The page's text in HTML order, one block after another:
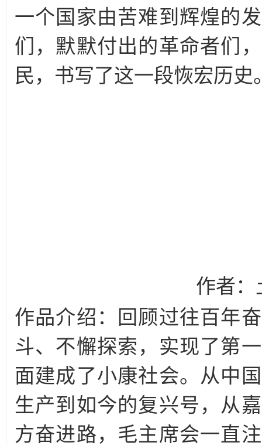
一个国家由苦难到辉煌的
们，默默付出的革命者们
民，书写了这一段恢宏历史
作者：
作品介绍：回顾过往百年
斗、不懈探索，实现了第
面建成了小康社会。从中
生产到如今的复兴号，从
方奋进路，毛主席会一直